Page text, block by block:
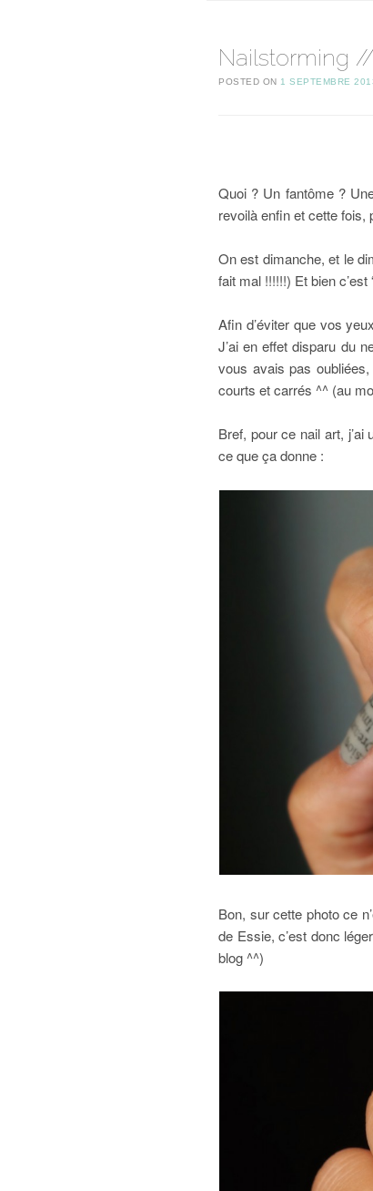
Nailstorming
POSTED ON 1 SEPTEMBRE
Quoi ? Un fantôme ?
revoilà enfin et cette fois,
On est dimanche, et le
fait mal !!!!!!) Et bien c’est
Afin d’éviter que vos
J’ai en effet disparu du
vous avais pas
courts et carrés ^^ (au
Bref, pour ce nail art,
ce que ça donne :
Bon, sur cette photo ce
de Essie, c’est donc
blog ^^)